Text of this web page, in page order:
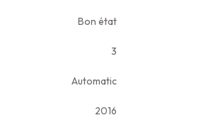
Bon état
3
Automatic
2016